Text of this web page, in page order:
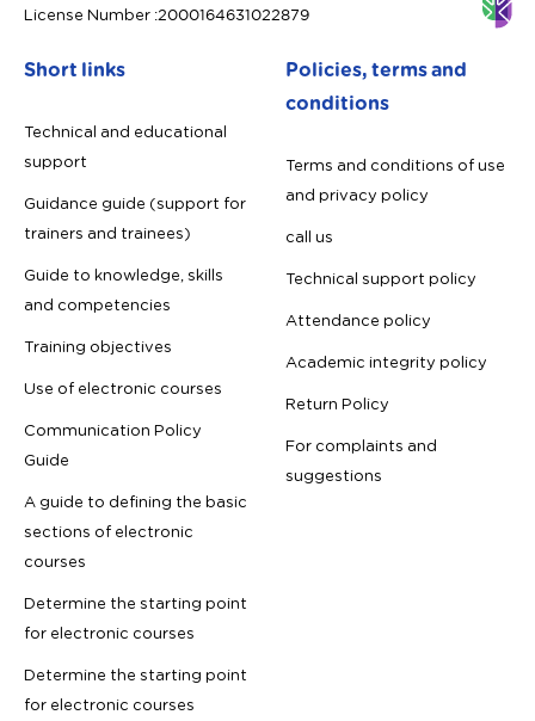
License Number:2000164631022879
Short links
Technical and educational
support
Guidance guide (support for
trainers and trainees)
Guide to knowledge, skills
and competencies
Training objectives
Use of electronic courses
Communication Policy
Guide
A guide to defining the basic
sections of electronic
courses
Determine the starting point
for electronic courses
Determine the starting point
for electronic courses
Policies, terms and
conditions
Terms and conditions of use
and privacy policy
call us
Technical support policy
Attendance policy
Academic integrity policy
Return Policy
For complaints and
suggestions